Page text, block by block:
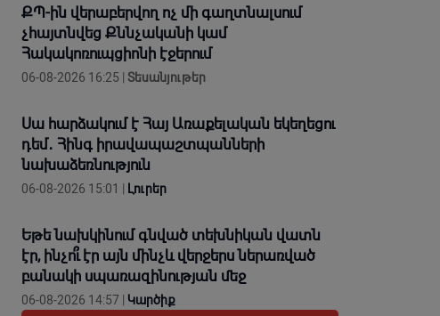
ՔՊ-ին վերաբերվող ոչ մի գաղտնալսում
չհայտնվեց Քննչականի կամ
Հակակոռուպցիոնի էջերում
06-08-2026 16:25 | Տեսանյութեր
Սա հարձակում է Հայ Առաքելական եկեղեցու
դեմ․ Հինգ իրավապաշտպանների
նախաձեռնություն
06-08-2026 15:01 | Լուրեր
Եթե նախկինում գնված տեխնիկան վատն
էր, ինչո՞ւ էր այն մինչև վերջերս ներառված
բանակի սպառազինության մեջ
06-08-2026 14:57 | Կարծիք